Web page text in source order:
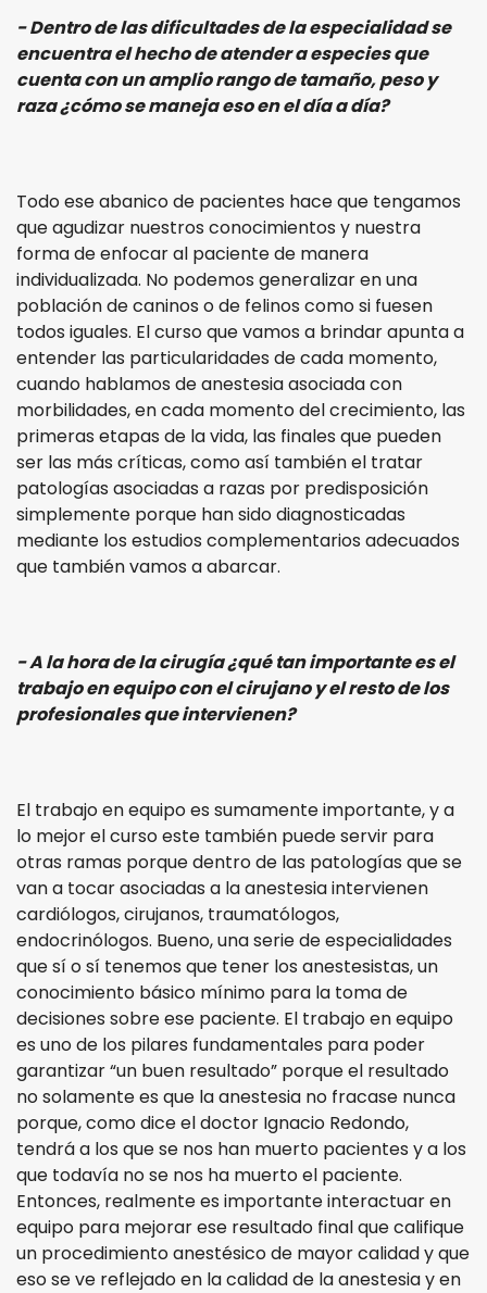
- Dentro de las dificultades de la especialidad se
encuentra el hecho de atender a especies que
cuenta con un amplio rango de tamaño, peso y
raza ¿cómo se maneja eso en el día a día?
Todo ese abanico de pacientes hace que tengamos
que agudizar nuestros conocimientos y nuestra
forma de enfocar al paciente de manera
individualizada. No podemos generalizar en una
población de caninos o de felinos como si fuesen
todos iguales. El curso que vamos a brindar apunta a
entender las particularidades de cada momento,
cuando hablamos de anestesia asociada con
morbilidades, en cada momento del crecimiento, las
primeras etapas de la vida, las finales que pueden
ser las más críticas, como así también el tratar
patologías asociadas a razas por predisposición
simplemente porque han sido diagnosticadas
mediante los estudios complementarios adecuados
que también vamos a abarcar.
- A la hora de la cirugía ¿qué tan importante es el
trabajo en equipo con el cirujano y el resto de los
profesionales que intervienen?
El trabajo en equipo es sumamente importante, y a
lo mejor el curso este también puede servir para
otras ramas porque dentro de las patologías que se
van a tocar asociadas a la anestesia intervienen
cardiólogos, cirujanos, traumatólogos,
endocrinólogos. Bueno, una serie de especialidades
que sí o sí tenemos que tener los anestesistas, un
conocimiento básico mínimo para la toma de
decisiones sobre ese paciente. El trabajo en equipo
es uno de los pilares fundamentales para poder
garantizar “un buen resultado” porque el resultado
no solamente es que la anestesia no fracase nunca
porque, como dice el doctor Ignacio Redondo,
tendrá a los que se nos han muerto pacientes y a los
que todavía no se nos ha muerto el paciente.
Entonces, realmente es importante interactuar en
equipo para mejorar ese resultado final que califique
un procedimiento anestésico de mayor calidad y que
eso se ve reflejado en la calidad de la anestesia y en